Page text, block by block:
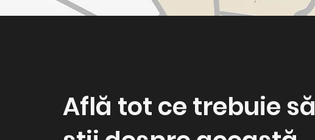
Află tot ce trebuie să